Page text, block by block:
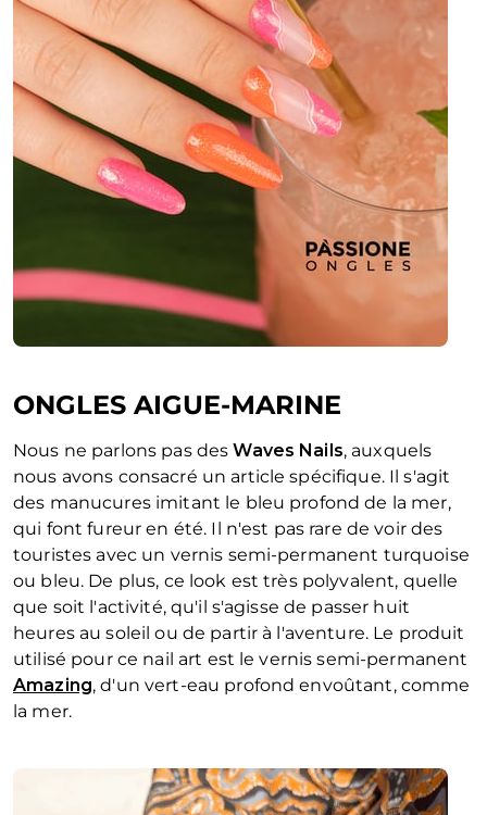
ONGLES AIGUE-MARINE
Nous ne parlons pas desWaves Nails, auxquels
nous avons consacré un article spécifique. Il s'agit
des manucures imitant le bleu profond de la mer,
qui font fureur en été. Il n'est pas rare de voir des
touristes avec un vernis semi-permanent turquoise
ou bleu. De plus, ce look est très polyvalent, quelle
que soit l'activité, qu'il s'agisse de passer huit
heures au soleil ou de partir à l'aventure. Le produit
utilisé pour ce nail art est le vernis semi-permanent
Amazing, d'un vert-eau profond envoûtant, comme
la mer.